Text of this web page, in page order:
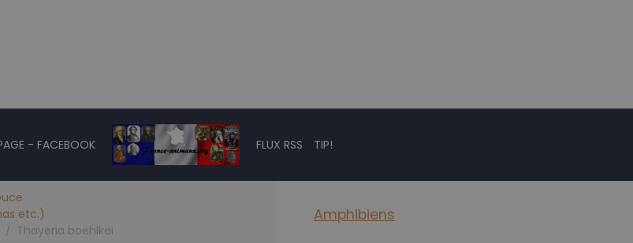
- FACEBOOK FLUX RSS TIP!
etc.)
Thayeria boehlkei
Amphibiens